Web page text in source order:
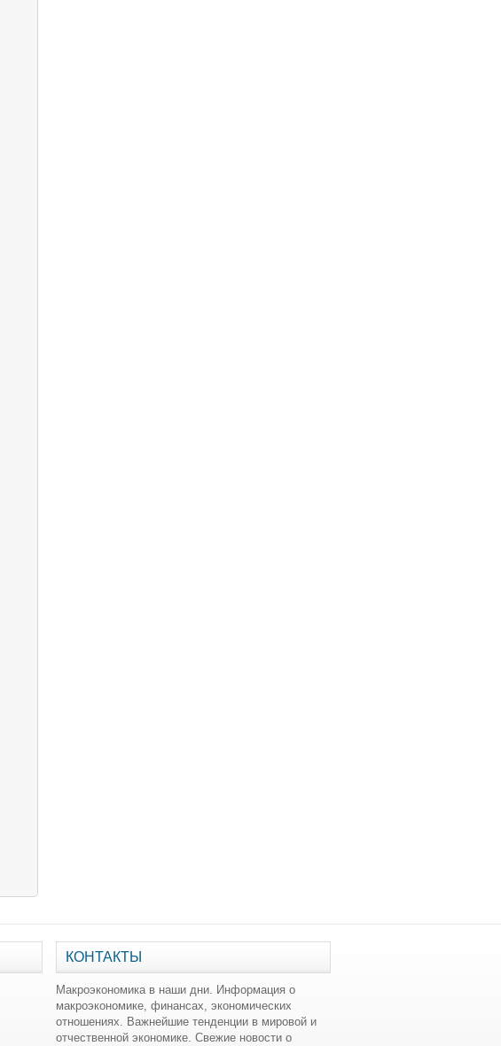
КОНТАКТЫ
Макроэкономика в наши дни. Информация о
макроэкономике, финансах, экономических
отношениях. Важнейшие тенденции в мировой и
отчественной экономике. Свежие новости о